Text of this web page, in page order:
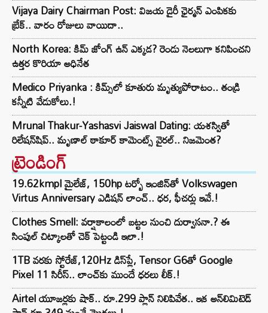
Vijaya Dairy Chairman Post: విజయ డైరీ ఛైర్మన్ ఎంపికకు
బ్రేక్.. వారం రోజులు వాయిదా..
North Korea: కిమ్ జోంగ్ ఉన్ ఎక్కడ? రెండు నెలలుగా కనిపించని
ఉత్తర కొరియా అధినేత
Medico Priyanka : కిమ్స్‌లో కూతురు మృత్యుపోరాటం.. తండ్రి
కన్నీటి వేడుకోలు.!
Mrunal Thakur-Yashasvi Jaiswal Dating: యశస్వితో
రిలేషన్‌షిప్.. మృణాల్ ఠాకూర్ కామెంట్స్ వైరల్.. నిజమెంత?
ట్రెండింగ్‌
19.62kmpl మైలేజ్, 150hp టర్బో ఇంజిన్‌తో Volkswagen
Virtus Anniversary ఎడిషన్ లాంచ్.. ధర, ఫీచర్లు ఇవే.!
Clothes Smell: వర్షాకాలంలో బట్టల నుంచి దుర్వాసనా.? ఈ
సింపుల్ చిట్కాలతో చెక్ పెట్టండి ఇలా.!
1TB వరకు స్టోరేజ్,120Hz డిస్‌ప్లే, Tensor G6తో Google
Pixel 11 సిరీస్.. లాంచ్⁭కు ముందే ధరలు లీక్.!
Airtel యూజర్లకు షాక్.. రూ.299 ప్లాన్ నిలిపివేత.. ఇక అన్‌లిమిటెడ్